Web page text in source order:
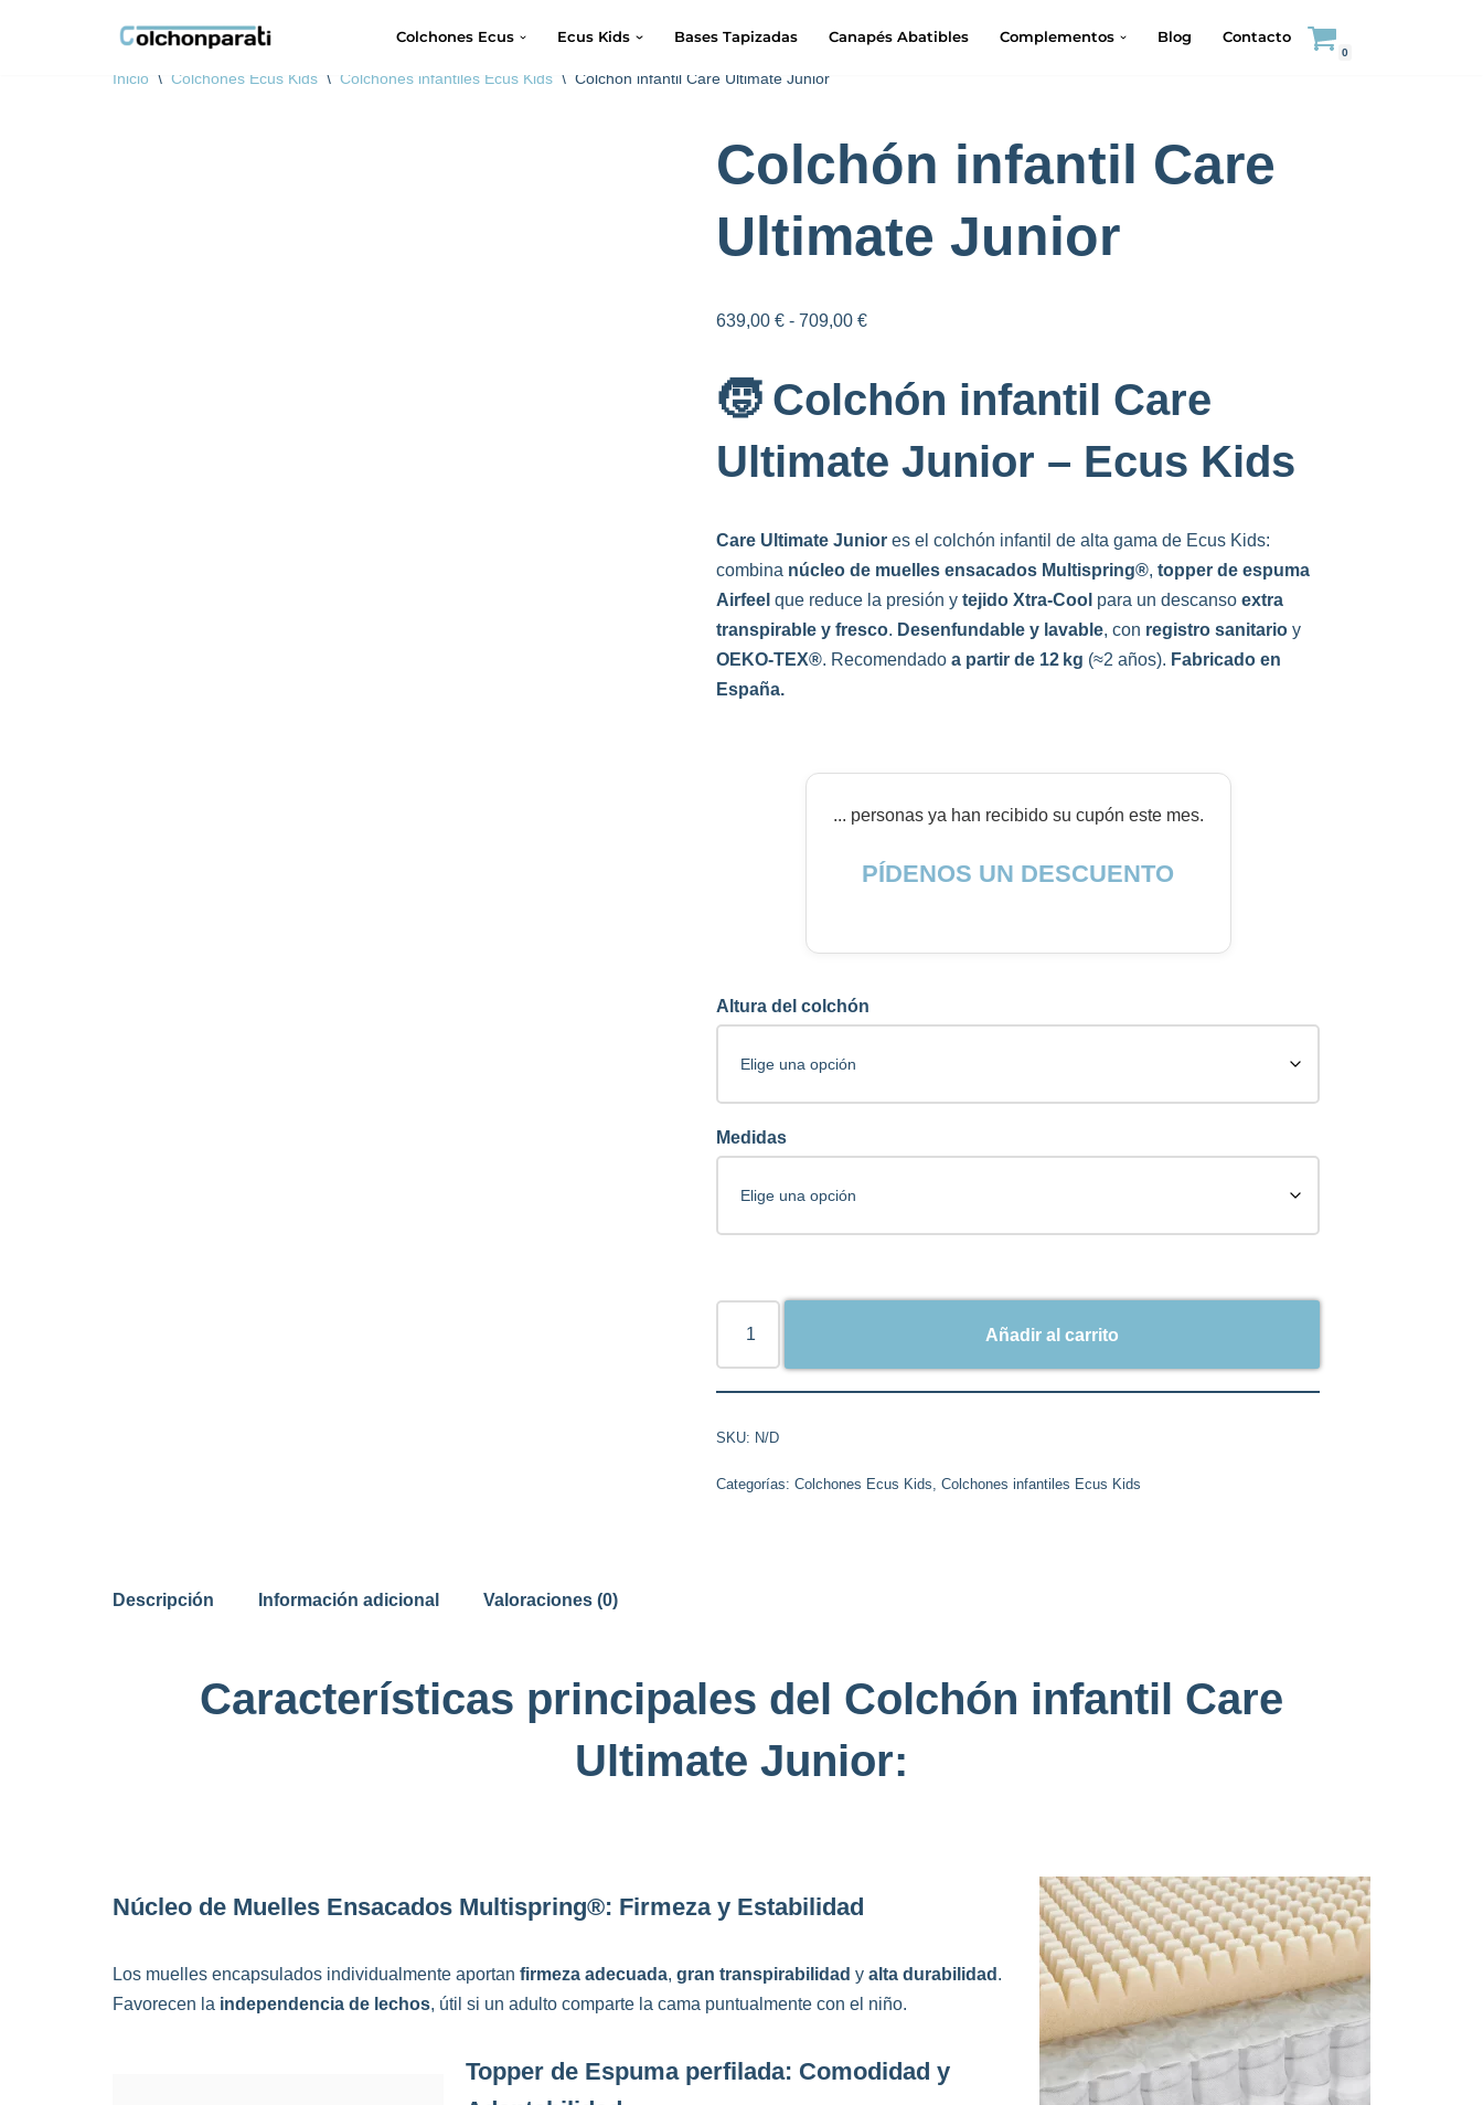
Colchones Ecus Ecus Kids Bases Tapizadas Canapés Abatibles Complementos Blog Contacto
0
Inicio \ Colchones Ecus Kids \ Colchones infantiles Ecus Kids \ Colchón infantil Care Ultimate Junior
Colchón infantil Care
Ultimate Junior
639,00€ - 709,00€
🧒 Colchón infantil Care
Ultimate Junior – Ecus Kids
Care Ultimate Junior es el colchón infantil de alta gama de Ecus Kids:
combina núcleo de muelles ensacados Multispring®,topper de espuma
Airfeel que reduce la presión ytejido Xtra‑Cool para un descansoextra
transpirable y fresco. Desenfundable y lavable, con registro sanitario y
OEKO‑TEX®. Recomendadoa partir de 12 kg (≈2 años). Fabricado en
España.
... personas ya han recibido su cupón este mes.
PÍDENOS UN DESCUENTO
Altura del colchón
Medidas
Añadir al carrito
SKU: N/D
Categorías:Colchones Ecus Kids,Colchones infantiles Ecus Kids
Descripción Información adicional Valoraciones (0)
Características principales del Colchón infantil Care
Ultimate Junior:
Núcleo de Muelles Ensacados Multispring®: Firmeza y Estabilidad
Los muelles encapsulados individualmente aportan firmeza adecuada, gran transpirabilidad y alta durabilidad .
Favorecen la independencia de lechos, útil si un adulto comparte la cama puntualmente con el niño.
Topper de Espuma perfilada: Comodidad y